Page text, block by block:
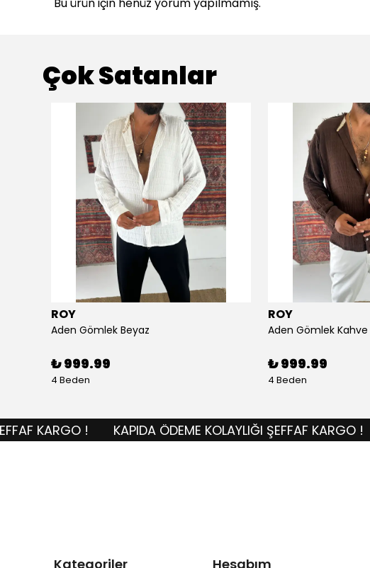
Çok Satanlar
ROY
Aden Gömlek Beyaz
₺ 999.99
4 Beden
ROY
Aden Gömlek Kahve
₺ 999.99
4 Beden
KARGO ! KAPIDA ÖDEME KOLAYLIĞI ŞEFFAF KARGO !
Kategoriler Hesabım